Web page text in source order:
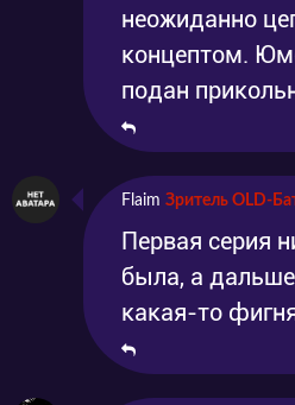
неожиданно
концептом.
подан
Flaim Зритель OLD-
Первая серия
была, а
какая-то